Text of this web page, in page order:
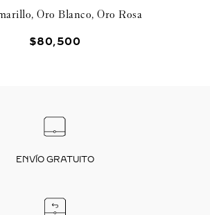
Oro Blanco, Oro Rosa
$80,500
ENVÍO GRATUITO